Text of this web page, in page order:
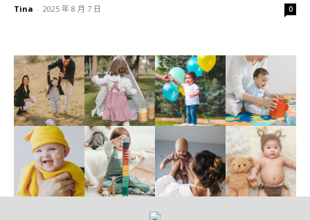
Tina - 2025 年 8 月 7 日 0